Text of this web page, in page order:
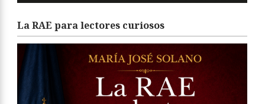
La RAE para lectores curiosos